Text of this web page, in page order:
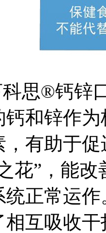
思®钙锌
钙和锌作
有助于
花”，能
统正常运
相互吸收